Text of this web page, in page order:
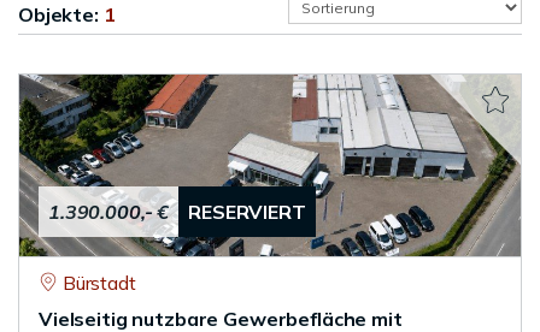
Objekte: 1
1.390.000,- € RESERVIERT
Bürstadt
Vielseitig nutzbare Gewerbefläche mit